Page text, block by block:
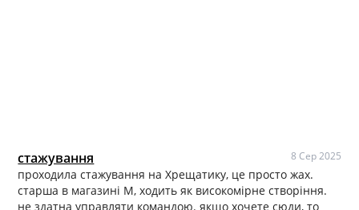
стажування 8 Сер 2025
проходила стажування на Хрещатику, це просто жах.
старша в магазині М, ходить як високомірне створіння.
не здатна управляти командою. якщо хочете сюди, то